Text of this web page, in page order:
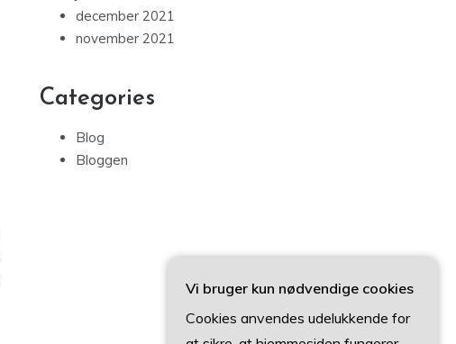
december 2021
november 2021
Categories
Blog
Bloggen
Vi bruger kun nødvendige cookies
Cookies anvendes udelukkende for